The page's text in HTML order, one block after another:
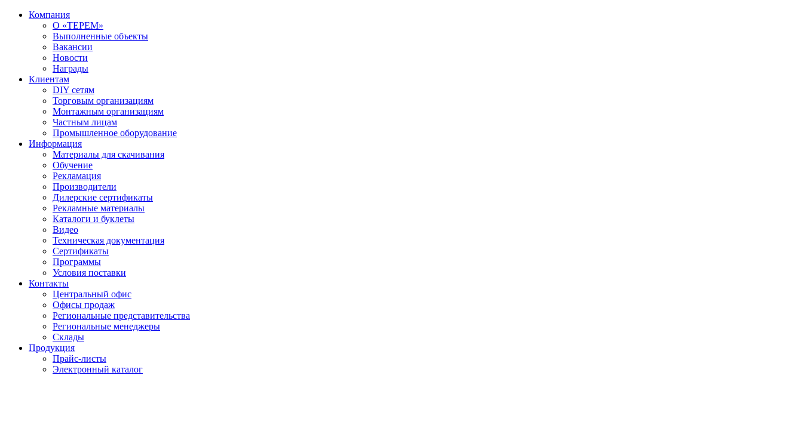
Компания
О «ТЕРЕМ»
Выполненные объекты
Вакансии
Новости
Награды
Клиентам
DIY сетям
Торговым организациям
Монтажным организациям
Частным лицам
Промышленное оборудование
Информация
Материалы для скачивания
Обучение
Рекламация
Производители
Дилерские сертификаты
Рекламные материалы
Каталоги и буклеты
Видео
Техническая документация
Сертификаты
Программы
Условия поставки
Контакты
Центральный офис
Офисы продаж
Региональные представительства
Региональные менеджеры
Склады
Продукция
Прайс-листы
Электронный каталог